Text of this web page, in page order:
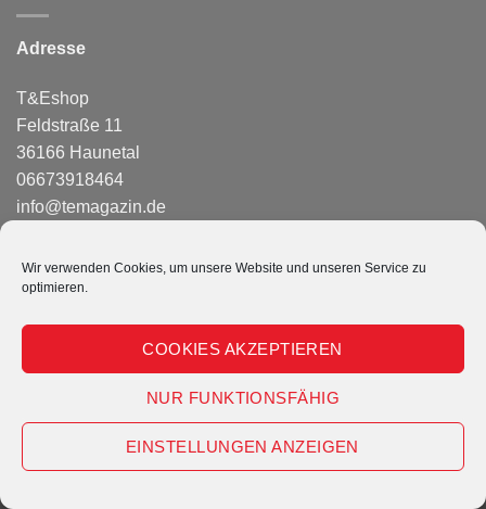
Wir verwenden Cookies, um unsere Website und unseren Service zu
optimieren.
COOKIES AKZEPTIEREN
NUR FUNKTIONSFÄHIG
EINSTELLUNGEN ANZEIGEN
Adresse
T&Eshop
Feldstraße 11
36166 Haunetal
06673918464
info@temagazin.de
KONTAKT IMPRESSUM DATENSCHUTZERKLÄRUNG
AGB
Copyright 2026 ©T&E Shop